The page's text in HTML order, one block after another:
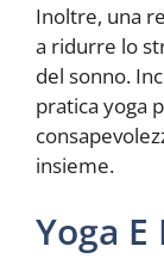
Inoltre, una
a ridurre lo
del sonno.
pratica yoga
insieme.
Yoga